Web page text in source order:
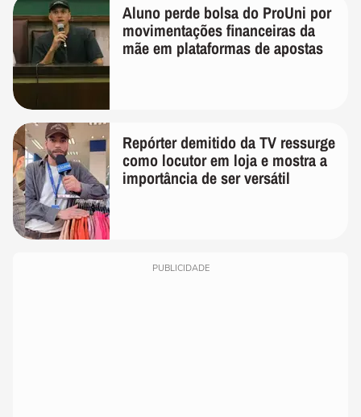
Aluno perde bolsa do ProUni por
movimentações financeiras da
mãe em plataformas de apostas
Repórter demitido da TV ressurge
como locutor em loja e mostra a
importância de ser versátil
PUBLICIDADE